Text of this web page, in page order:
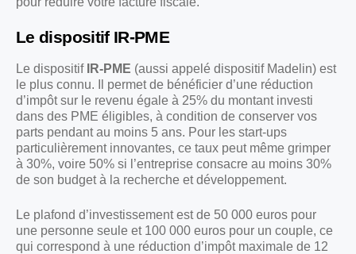
Le dispositif IR-PME
Le dispositif IR-PME (aussi appelé dispositif Madelin) est
le plus connu. Il permet de bénéficier d’une réduction
d’impôt sur le revenu égale à 25% du montant investi
dans des PME éligibles, à condition de conserver vos
parts pendant au moins 5 ans. Pour les start-ups
particulièrement innovantes, ce taux peut même grimper
à 30%, voire 50% si l’entreprise consacre au moins 30%
de son budget à la recherche et développement.
Le plafond d’investissement est de 50 000 euros pour
une personne seule et 100 000 euros pour un couple, ce
qui correspond à une réduction d’impôt maximale de 12